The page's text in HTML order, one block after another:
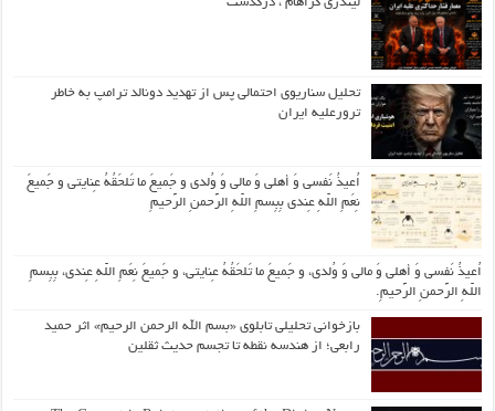
لیندزی گراهام ، درگذشت
تحلیل سناریوی احتمالی پس از تهدید دونالد ترامپ به خاطر
ترورعلیه ایران
اُعیذُ نَفسی وَ أهلی وَ مالی وَ وُلدی و جَمیعَ ما تَلحَقُهُ عِنایتی و جَمیعَ
نِعَمِ اللّهِ عِندی بِبِسمِ اللّهِ الرَّحمنِ الرَّحیمِ
اُعیذُ نَفسی وَ أهلی وَ مالی وَ وُلدی، و جَمیعَ ما تَلحَقُهُ عِنایتی، و جَمیعَ نِعَمِ اللّهِ عِندی، بِبِسمِ
اللّهِ الرَّحمنِ الرَّحیمِ.
بازخوانی تحلیلی تابلوی «بسم الله الرحمن الرحیم» اثر حمید
رابعی؛ از هندسه نقطه تا تجسم حدیث ثقلین